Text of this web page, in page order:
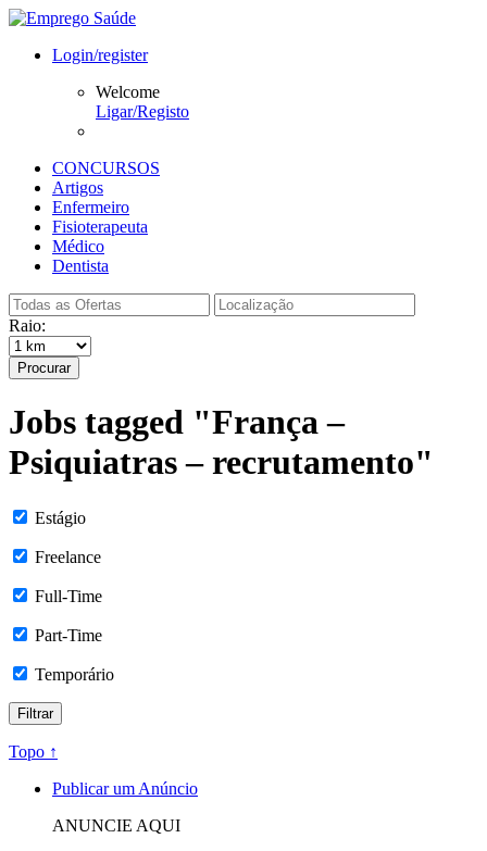
Login/register
Welcome
Ligar/Registo
CONCURSOS
Artigos
Enfermeiro
Fisioterapeuta
Médico
Dentista
Raio:
Procurar
Jobs tagged "França –
Psiquiatras – recrutamento"
Estágio
Freelance
Full-Time
Part-Time
Temporário
Topo ↑
Publicar um Anúncio
ANUNCIE AQUI